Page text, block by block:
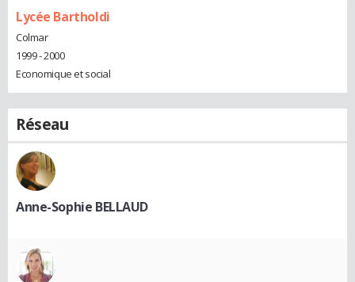
Lycée Bartholdi
Colmar
1999 - 2000
Economique et social
Réseau
Anne-Sophie BELLAUD